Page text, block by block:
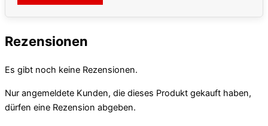
Rezensionen
Es gibt noch keine Rezensionen.
Nur angemeldete Kunden, die dieses Produkt gekauft haben,
dürfen eine Rezension abgeben.